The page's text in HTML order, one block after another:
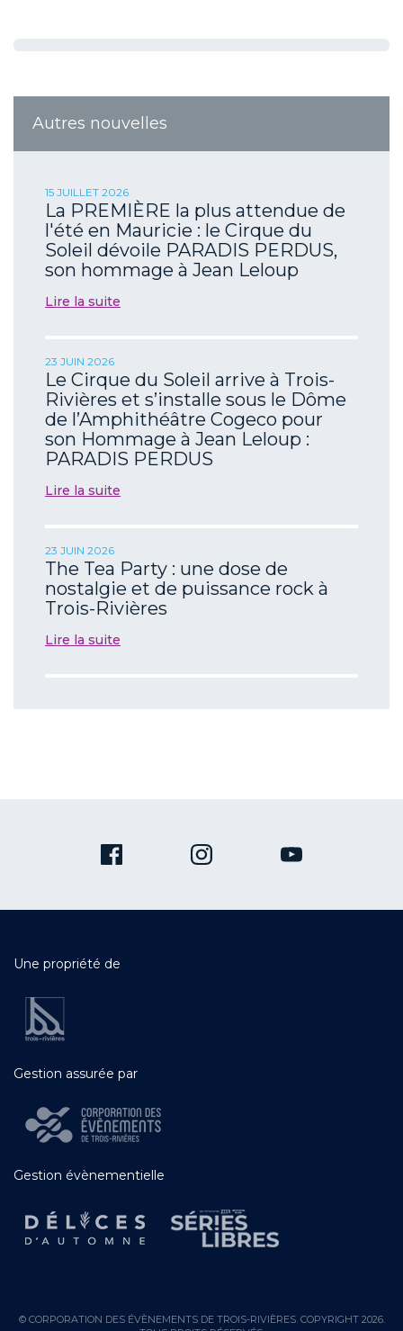
Autres nouvelles
15 JUILLET 2026
La PREMIÈRE la plus attendue de
l'été en Mauricie : le Cirque du
Soleil dévoile PARADIS PERDUS,
son hommage à Jean Leloup
Lire la suite
23 JUIN 2026
Le Cirque du Soleil arrive à Trois-
Rivières et s’installe sous le Dôme
de l’Amphithéâtre Cogeco pour
son Hommage à Jean Leloup :
PARADIS PERDUS
Lire la suite
23 JUIN 2026
The Tea Party : une dose de
nostalgie et de puissance rock à
Trois-Rivières
Lire la suite
Une propriété de
Gestion assurée par
Gestion évènementielle
© CORPORATION DES ÉVÈNEMENTS DE TROIS-RIVIÈRES. COPYRIGHT 2026.